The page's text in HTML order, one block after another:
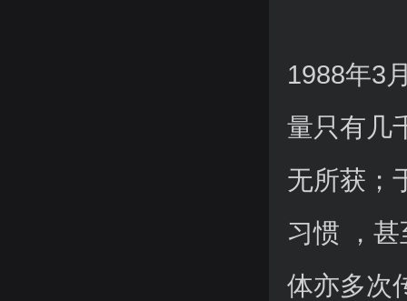
1988年3
量只有几
无所获；
习惯 ，
体亦多次